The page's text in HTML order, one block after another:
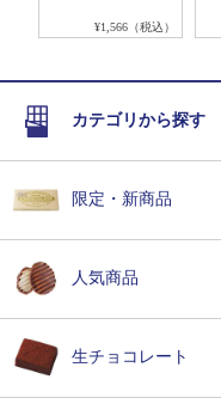
¥1,566（税込）
カテゴリから探す
限定・新商品
人気商品
生チョコレート